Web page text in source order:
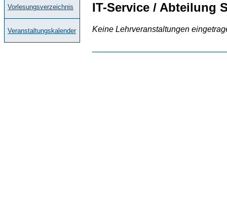
Vorlesungsverzeichnis
Veranstaltungskalender
IT-Service / Abteilung
Keine Lehrveranstaltungen